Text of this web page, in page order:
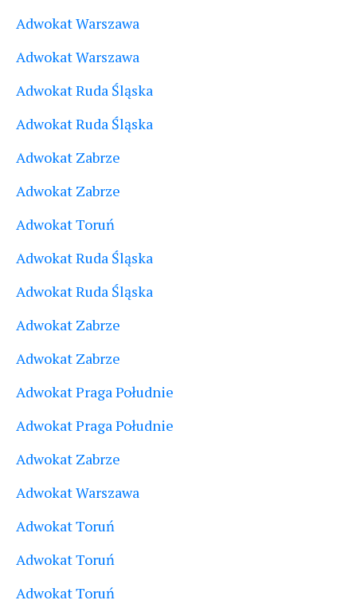
Adwokat Warszawa
Adwokat Warszawa
Adwokat Ruda Śląska
Adwokat Ruda Śląska
Adwokat Zabrze
Adwokat Zabrze
Adwokat Toruń
Adwokat Ruda Śląska
Adwokat Ruda Śląska
Adwokat Zabrze
Adwokat Zabrze
Adwokat Praga Południe
Adwokat Praga Południe
Adwokat Zabrze
Adwokat Warszawa
Adwokat Toruń
Adwokat Toruń
Adwokat Toruń